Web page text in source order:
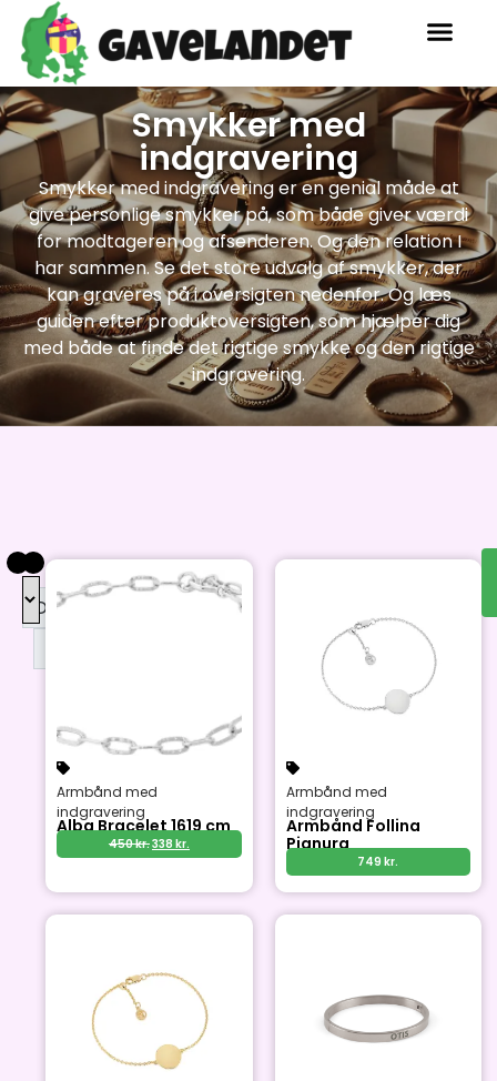
Smykker med
indgravering
Smykker med indgravering er en genial måde at
give personlige smykker på, som både giver værdi
for modtageren og afsenderen. Og den relation I
har sammen. Se det store udvalg af smykker, der
kan graveres på i oversigten nedenfor. Og læs
guiden efter produktoversigten, som hjælper dig
med både at finde det rigtige smykke og den rigtige
indgravering.
DKK
Armbånd med
indgravering
Alba Bracelet 1619 cm
450kr.338 kr.
Armbånd med
indgravering
Armbånd Follina
Pianura
749kr.